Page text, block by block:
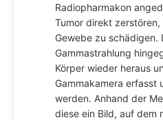
Radiopharmakon
Tumor direkt
Gewebe zu schädigen.
Gammastrahlung
Körper wieder heraus
Gammakamera erfasst
werden. Anhand der
diese ein Bild, auf dem